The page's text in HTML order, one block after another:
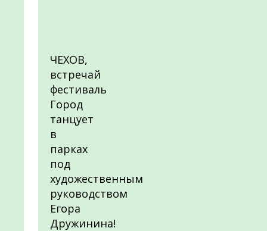
ЧЕХОВ,
встречай
фестиваль
Город
танцует
в
парках
под
художественным
руководством
Егора
Дружинина!